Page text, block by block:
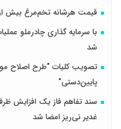
قیمت هرشانه تخم‌مرغ بیش از ۵۰ هزار
با سرمایه گذاری چادرملو
شد
تصویب کلیات "طرح اصلاح
پایین‌دستی"
سند تفاهم فاز یک افزایش
غدیر نی‌ریز امضا شد